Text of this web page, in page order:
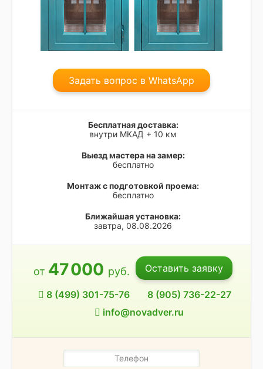
Задать вопрос в WhatsApp
Бесплатная доставка:
внутри МКАД + 10 км
Выезд мастера на замер:
бесплатно
Монтаж с подготовкой проема:
бесплатно
Ближайшая установка:
завтра, 08.08.2026
от 47000 руб. Оставить заявку
8 (499) 301-75-76
8 (905) 736-22-27
info@novadver.ru